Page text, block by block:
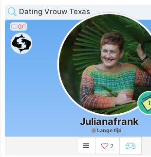
Dating Vrouw Texas
0/1
1
Julianafrank
Lange tijd
2